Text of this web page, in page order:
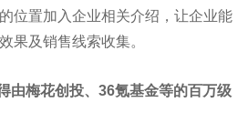
位置加入企业相关介绍，让企业能
果及销售线索收集。
由梅花创投、36氪基金等的百万级